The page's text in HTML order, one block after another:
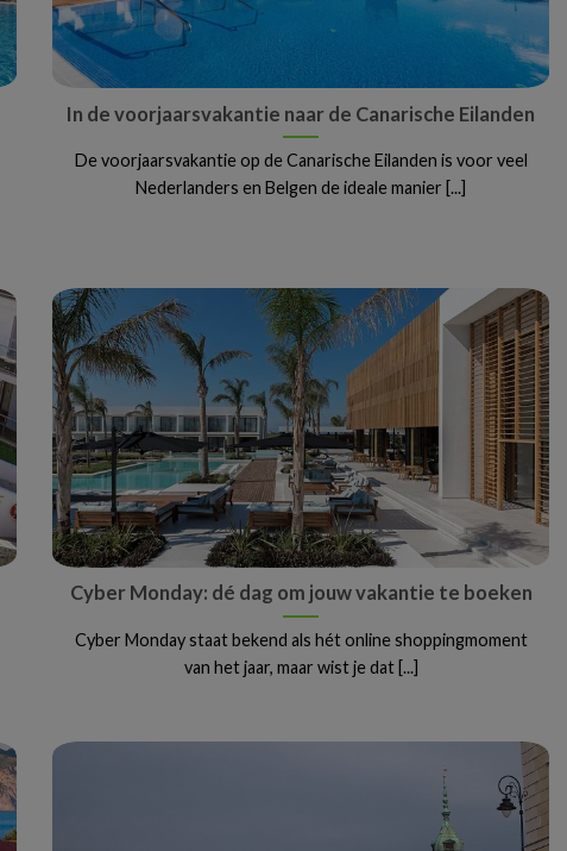
In de voorjaarsvakantie naar de Canarische Eilanden
De voorjaarsvakantie op de Canarische Eilanden is voor veel
Nederlanders en Belgen de ideale manier [...]
Cyber Monday: dé dag om jouw vakantie te boeken
Cyber Monday staat bekend als hét online shoppingmoment
van het jaar, maar wist je dat [...]